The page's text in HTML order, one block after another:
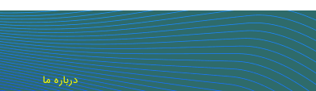
درباره ما